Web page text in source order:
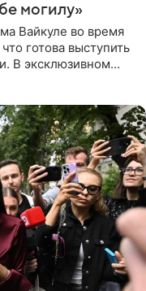
могилу»
Вайкуле во время
готова выступить
В эксклюзивном